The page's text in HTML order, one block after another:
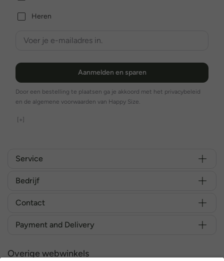
Heren
Aanmelden en sparen
Door een bestelling te plaatsen ga je akkoord met het privacybeleid
en de algemene voorwaarden van Happy Size.
[+]
Service
Bedrijf
Contact
Payment and Delivery
Overige webwinkels